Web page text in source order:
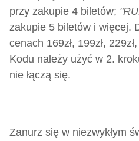
przy zakupie 4 biletów;
zakupie 5 biletów i więcej.
cenach 169zł, 199zł,
Kodu należy użyć w 2.
nie łączą się.
Zanurz się w niezwykłym